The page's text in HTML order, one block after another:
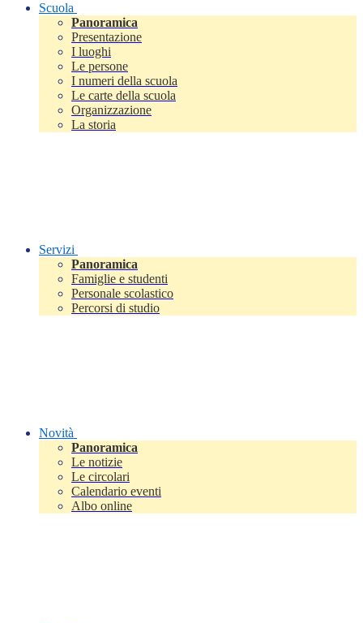
Scuola
Panoramica
Presentazione
I luoghi
Le persone
I numeri della scuola
Le carte della scuola
Organizzazione
La storia
Servizi
Panoramica
Famiglie e studenti
Personale scolastico
Percorsi di studio
Novità
Panoramica
Le notizie
Le circolari
Calendario eventi
Albo online